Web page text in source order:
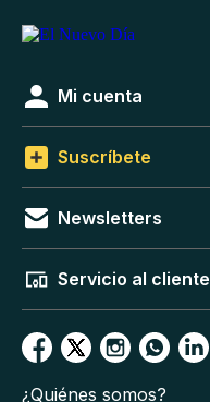
Mi cuenta
Suscríbete
Newsletters
Servicio al cliente
¿Quiénes somos?